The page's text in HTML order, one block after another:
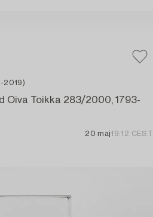
2019)
Oiva Toikka 283/2000, 1793-
20 maj19:12 CEST